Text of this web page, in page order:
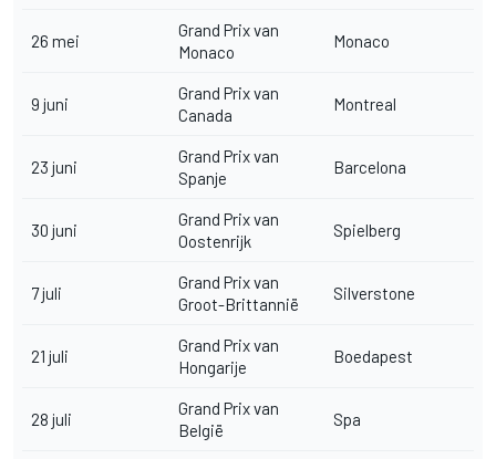
26 mei
Grand Prix van
Monaco
Monaco
9 juni
Grand Prix van
Canada
Montreal
23 juni
Grand Prix van
Spanje
Barcelona
30 juni
Grand Prix van
Oostenrijk
Spielberg
7 juli
Grand Prix van
Groot-Brittannië
Silverstone
21 juli
Grand Prix van
Hongarije
Boedapest
28 juli
Grand Prix van
België
Spa